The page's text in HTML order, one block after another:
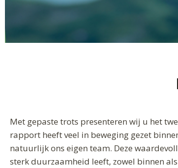
Met gepaste trots presenteren wij u het
rapport heeft veel in beweging gezet
natuurlijk ons eigen team. Deze
sterk duurzaamheid leeft, zowel binnen